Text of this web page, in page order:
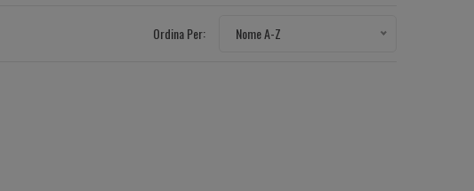
Ordina Per: Nome A-Z